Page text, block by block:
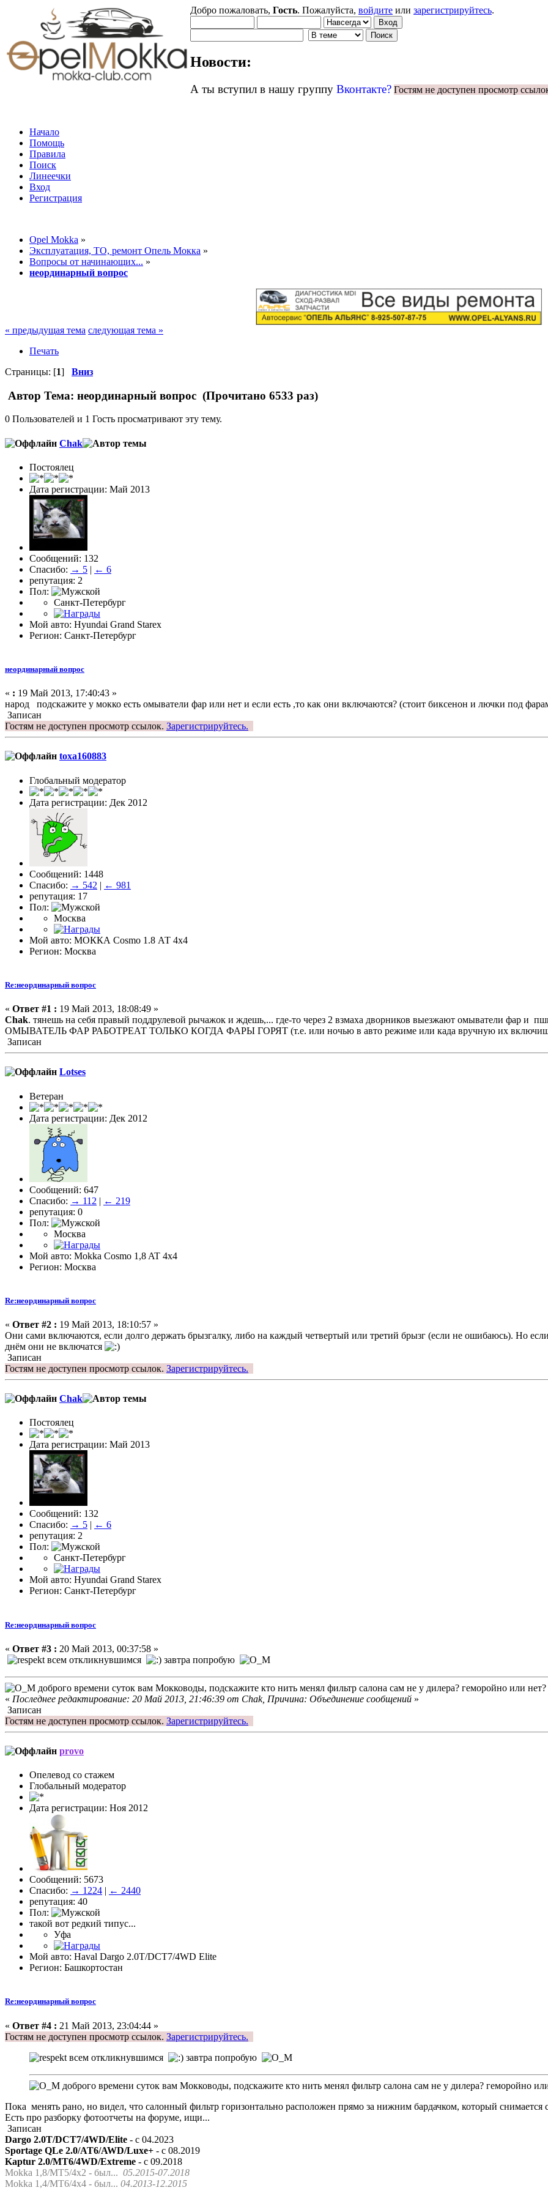
Добро пожаловать, Гость. Пожалуйста, войдите или зарегистрируйтесь.
Новости:
А ты вступил в нашу группу Вконтакте? Гостям не доступен просмотр
Начало
Помощь
Правила
Поиск
Линеечки
Вход
Регистрация
Opel Mokka »
Эксплуатация, ТО, ремонт Опель Мокка »
Вопросы от начинающих... »
неординарный вопрос
« предыдущая тема следующая тема »
Печать
Страницы: [1] Вниз
Автор Тема: неординарный вопрос (Прочитано 6533 раз)
0 Пользователей и 1 Гость просматривают эту тему.
Chak
Постоялец
Дата регистрации: Май 2013
Сообщений: 132
Спасибо: → 5 | ← 6
репутация: 2
Пол:
Санкт-Петербург
Мой авто: Hyundai Grand Starex
Регион: Санкт-Петербург
неординарный вопрос
« : 19 Май 2013, 17:40:43 »
народ подскажите у мокко есть омыватели фар или нет и если есть ,то как они включаются? (стоит биксенон и лючки под
Записан
Гостям не доступен просмотр ссылок. Зарегистрируйтесь.
toxa160883
Глобальный модератор
Дата регистрации: Дек 2012
Сообщений: 1448
Спасибо: → 542 | ← 981
репутация: 17
Пол:
Москва
Мой авто: МОККА Cosmo 1.8 АТ 4х4
Регион: Москва
Re:неординарный вопрос
« Ответ #1 : 19 Май 2013, 18:08:49 »
Chak. тянешь на себя правый поддрулевой рычажок и ждешь,... где-то через 2 взмаха дворников выезжают омыватели фар и
ОМЫВАТЕЛЬ ФАР РАБОТРЕАТ ТОЛЬКО КОГДА ФАРЫ ГОРЯТ (т.е. или ночью в авто режиме или када вручную их
Записан
Lotses
Ветеран
Дата регистрации: Дек 2012
Сообщений: 647
Спасибо: → 112 | ← 219
репутация: 0
Пол:
Москва
Мой авто: Mokka Cosmo 1,8 AT 4х4
Регион: Москва
Re:неординарный вопрос
« Ответ #2 : 19 Май 2013, 18:10:57 »
Они сами включаются, если долго держать брызгалку, либо на каждый четвертый или третий брызг (если не ошибаюсь). Но
днём они не включатся
Записан
Гостям не доступен просмотр ссылок. Зарегистрируйтесь.
Chak
Постоялец
Дата регистрации: Май 2013
Сообщений: 132
Спасибо: → 5 | ← 6
репутация: 2
Пол:
Санкт-Петербург
Мой авто: Hyundai Grand Starex
Регион: Санкт-Петербург
Re:неординарный вопрос
« Ответ #3 : 20 Май 2013, 00:37:58 »
всем откликнувшимся
завтра попробую
доброго времени суток вам Мокководы, подскажите кто нить менял фильтр салона сам не у дилера? геморойно или нет?
« Последнее редактирование: 20 Май 2013, 21:46:39 от Chak, Причина: Объединение сообщений »
Записан
Гостям не доступен просмотр ссылок. Зарегистрируйтесь.
provo
Опелевод со стажем
Глобальный модератор
Дата регистрации: Ноя 2012
Сообщений: 5673
Спасибо: → 1224 | ← 2440
репутация: 40
Пол:
такой вот редкий типус...
Уфа
Мой авто: Haval Dargo 2.0T/DCT7/4WD Elite
Регион: Башкортостан
Re:неординарный вопрос
« Ответ #4 : 21 Май 2013, 23:04:44 »
Гостям не доступен просмотр ссылок. Зарегистрируйтесь.
всем откликнувшимся
завтра попробую
доброго времени суток вам Мокководы, подскажите кто нить менял фильтр салона сам не у дилера? геморойно
Пока менять рано, но видел, что салонный фильтр горизонтально расположен прямо за нижним бардачком, который снимается
Есть про разборку фотоотчеты на форуме, ищи...
Записан
Dargo 2.0T/DCT7/4WD/Elite - с 04.2023
Sportage QLe 2.0/AT6/AWD/Luxe+ - с 08.2019
Kaptur 2.0/MT6/4WD/Extreme - с 09.2018
Mokka 1,8/МТ5/4x2 - был... 05.2015-07.2018
Mokka 1,4/МТ6/4x4 - был... 04.2013-12.2015